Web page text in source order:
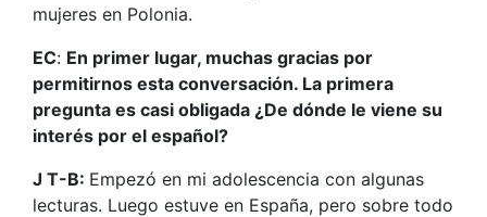
mujeres en Polonia.
EC: En primer lugar, muchas gracias por
permitirnos esta conversación. La primera
pregunta es casi obligada ¿De dónde le viene su
interés por el español?
J T-B: Empezó en mi adolescencia con algunas
lecturas. Luego estuve en España, pero sobre todo